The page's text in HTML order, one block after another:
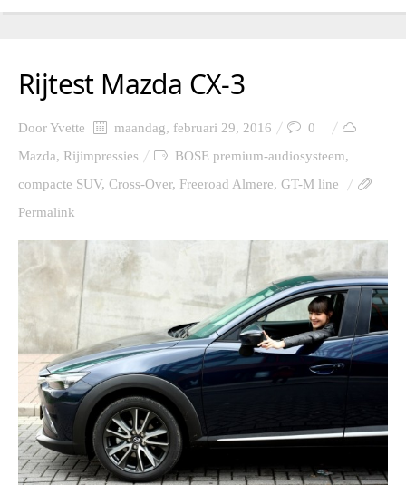
Rijtest Mazda CX-3
DoorYvette maandag, februari 29, 2016
0
Mazda, Rijimpressies BOSE premium-audiosysteem,
compacte SUV, Cross-Over, Freeroad Almere, GT-M line
Permalink